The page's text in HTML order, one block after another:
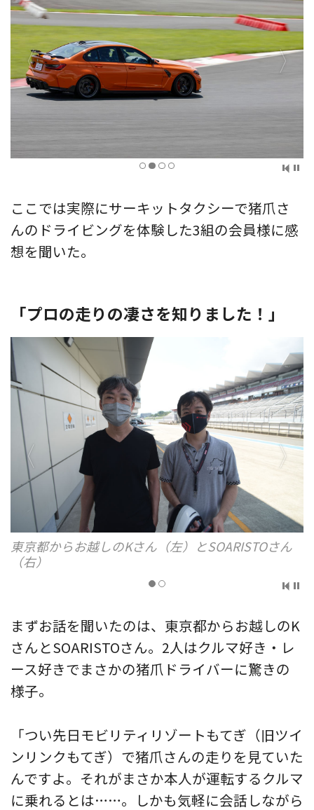
ここでは実際にサーキットタクシーで猪爪さ
んのドライビングを体験した3組の会員様に感
想を聞いた。
「プロの走りの凄さを知りました！」
東京都からお越しのKさん（左）とSOARISTOさん
（右）
まずお話を聞いたのは、東京都からお越しのK
さんとSOARISTOさん。2人はクルマ好き・レ
ース好きでまさかの猪爪ドライバーに驚きの
様子。
「つい先日モビリティリゾートもてぎ（旧ツイ
ンリンクもてぎ）で猪爪さんの走りを見ていた
んですよ。それがまさか本人が運転するクルマ
に乗れるとは……。しかも気軽に会話しながら